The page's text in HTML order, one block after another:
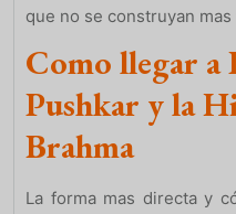
que no se construyan
Como llegar a
Pushkar y la
Brahma
La forma mas directa y